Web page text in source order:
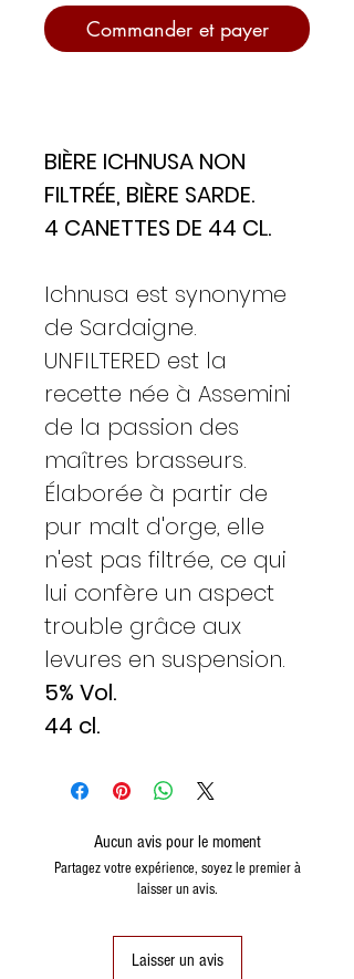
Commander et payer
BIÈRE ICHNUSA NON
FILTRÉE, BIÈRE SARDE.
4 CANETTES DE 44 CL.
Ichnusa est synonyme
de Sardaigne.
UNFILTERED est la
recette née à Assemini
de la passion des
maîtres brasseurs.
Élaborée à partir de
pur malt d'orge, elle
n'est pas filtrée, ce qui
lui confère un aspect
trouble grâce aux
levures en suspension.
5% Vol.
44 cl.
Aucun avis pour le moment
Partagez votre expérience, soyez le premier à
laisser un avis.
Laisser un avis